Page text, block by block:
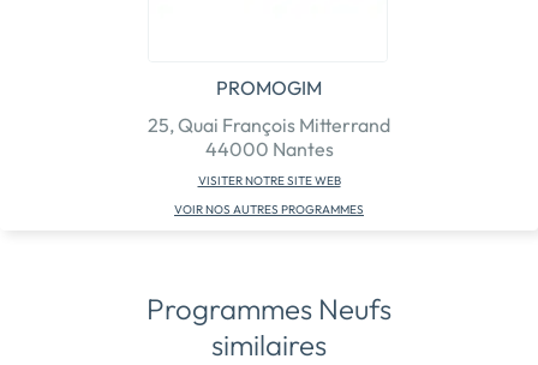
PROMOGIM
25, Quai François Mitterrand
44000 Nantes
VISITER NOTRE SITE WEB
VOIR NOS AUTRES PROGRAMMES
Programmes Neufs
similaires